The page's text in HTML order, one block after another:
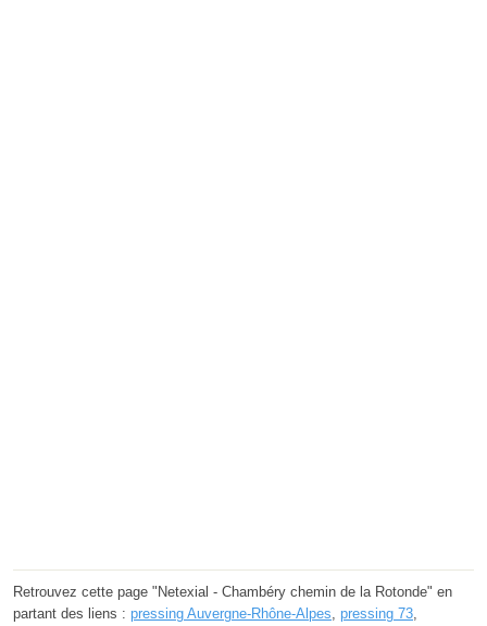
Retrouvez cette page "Netexial - Chambéry chemin de la Rotonde" en
partant des liens : pressing Auvergne-Rhône-Alpes pressing 73